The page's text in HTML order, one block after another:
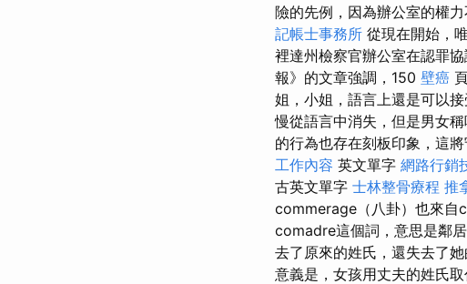
險的先例，因為辦公室的權
記帳士事務所 從現在開始，
裡達州檢察官辦公室在認罪
報》的文章強調，150 壁癌
姐，小姐，語言上還是可以
慢從語言中消失，但是男女
的行為也存在刻板印象，這
工作內容 英文單字 網路行銷
古英文單字 士林整骨療程 推
commerage（八卦）也來自
comadre這個詞，意思是鄰
去了原來的姓氏，還失去了
意義是，女孩用丈夫的姓氏